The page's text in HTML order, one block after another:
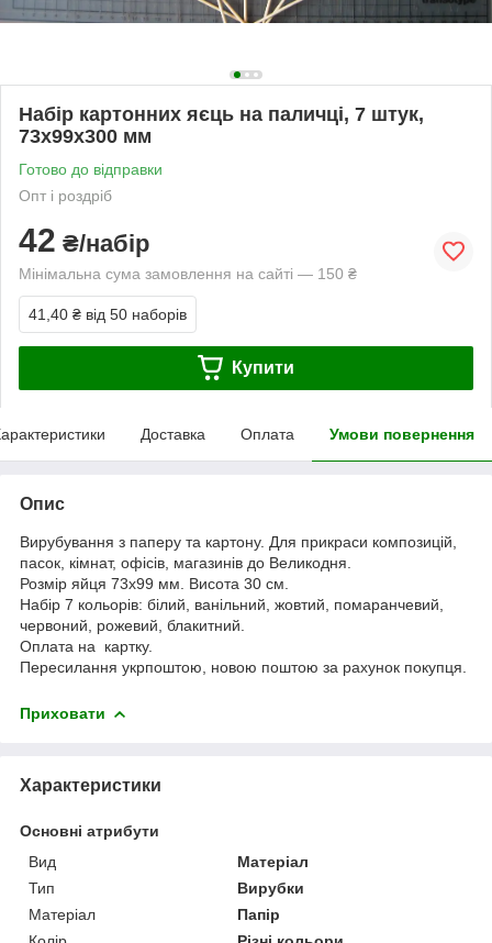
Набір картонних яєць на паличці, 7 штук,
73х99х300 мм
Готово до відправки
Опт і роздріб
42 ₴/набір
Мінімальна сума замовлення на сайті — 150 ₴
41,40 ₴ від 50 наборів
Купити
Доставка Оплата Умови повернення
Опис
Вирубування з паперу та картону. Для прикраси композицій,
пасок, кімнат, офісів, магазинів до Великодня.
Розмір яйця 73х99 мм. Висота 30 см.
Набір 7 кольорів: білий, ванільний, жовтий, помаранчевий,
червоний, рожевий, блакитний.
Оплата на картку.
Пересилання укрпоштою, новою поштою за рахунок покупця.
Приховати
Характеристики
Основні атрибути
Вид
Матеріал
Тип
Вирубки
Матеріал
Папір